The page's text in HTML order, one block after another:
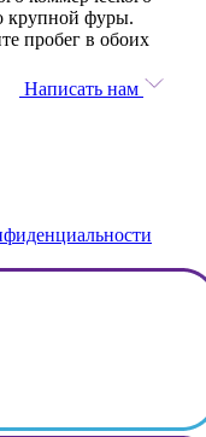
крупной фуры.
пробег в обоих
Написать нам